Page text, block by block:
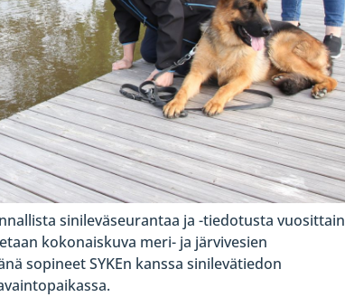
sinileväseurantaa ja -tiedotusta vuosittain
kokonaiskuva meri- ja järvivesien
sopineet SYKEn kanssa sinilevätiedon